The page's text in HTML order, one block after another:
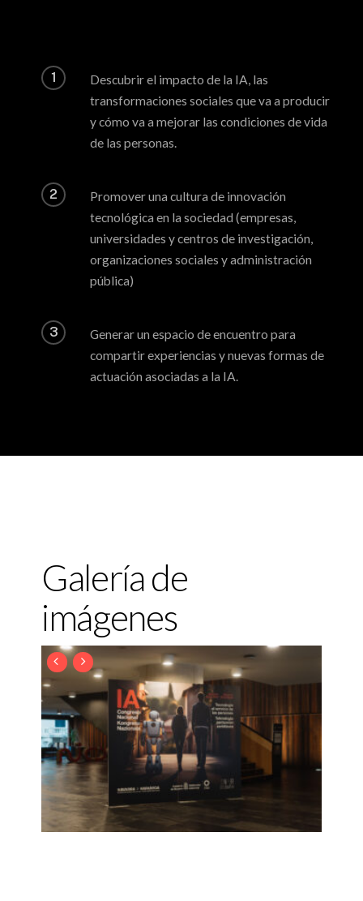
1
Descubrir el impacto de la IA, las
transformaciones sociales que va a producir
y cómo va a mejorar las condiciones de vida
de las personas.
2
Promover una cultura de innovación
tecnológica en la sociedad (empresas,
universidades y centros de investigación,
organizaciones sociales y administración
pública)
3
Generar un espacio de encuentro para
compartir experiencias y nuevas formas de
actuación asociadas a la IA.
Galería de
imágenes